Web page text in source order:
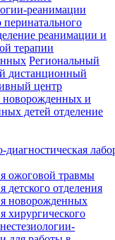
реанимации
перинатального
реанимации и
терапии
Региональный
дистанционный
центр
новорожденных и
детей отделение
ожоговой травмы
детского отделения
новорожденных
хирургического